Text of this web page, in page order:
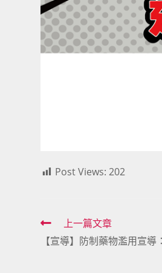
Post Views: 202
Read
more
上一篇文章
【宣導】防制藥物濫用宣